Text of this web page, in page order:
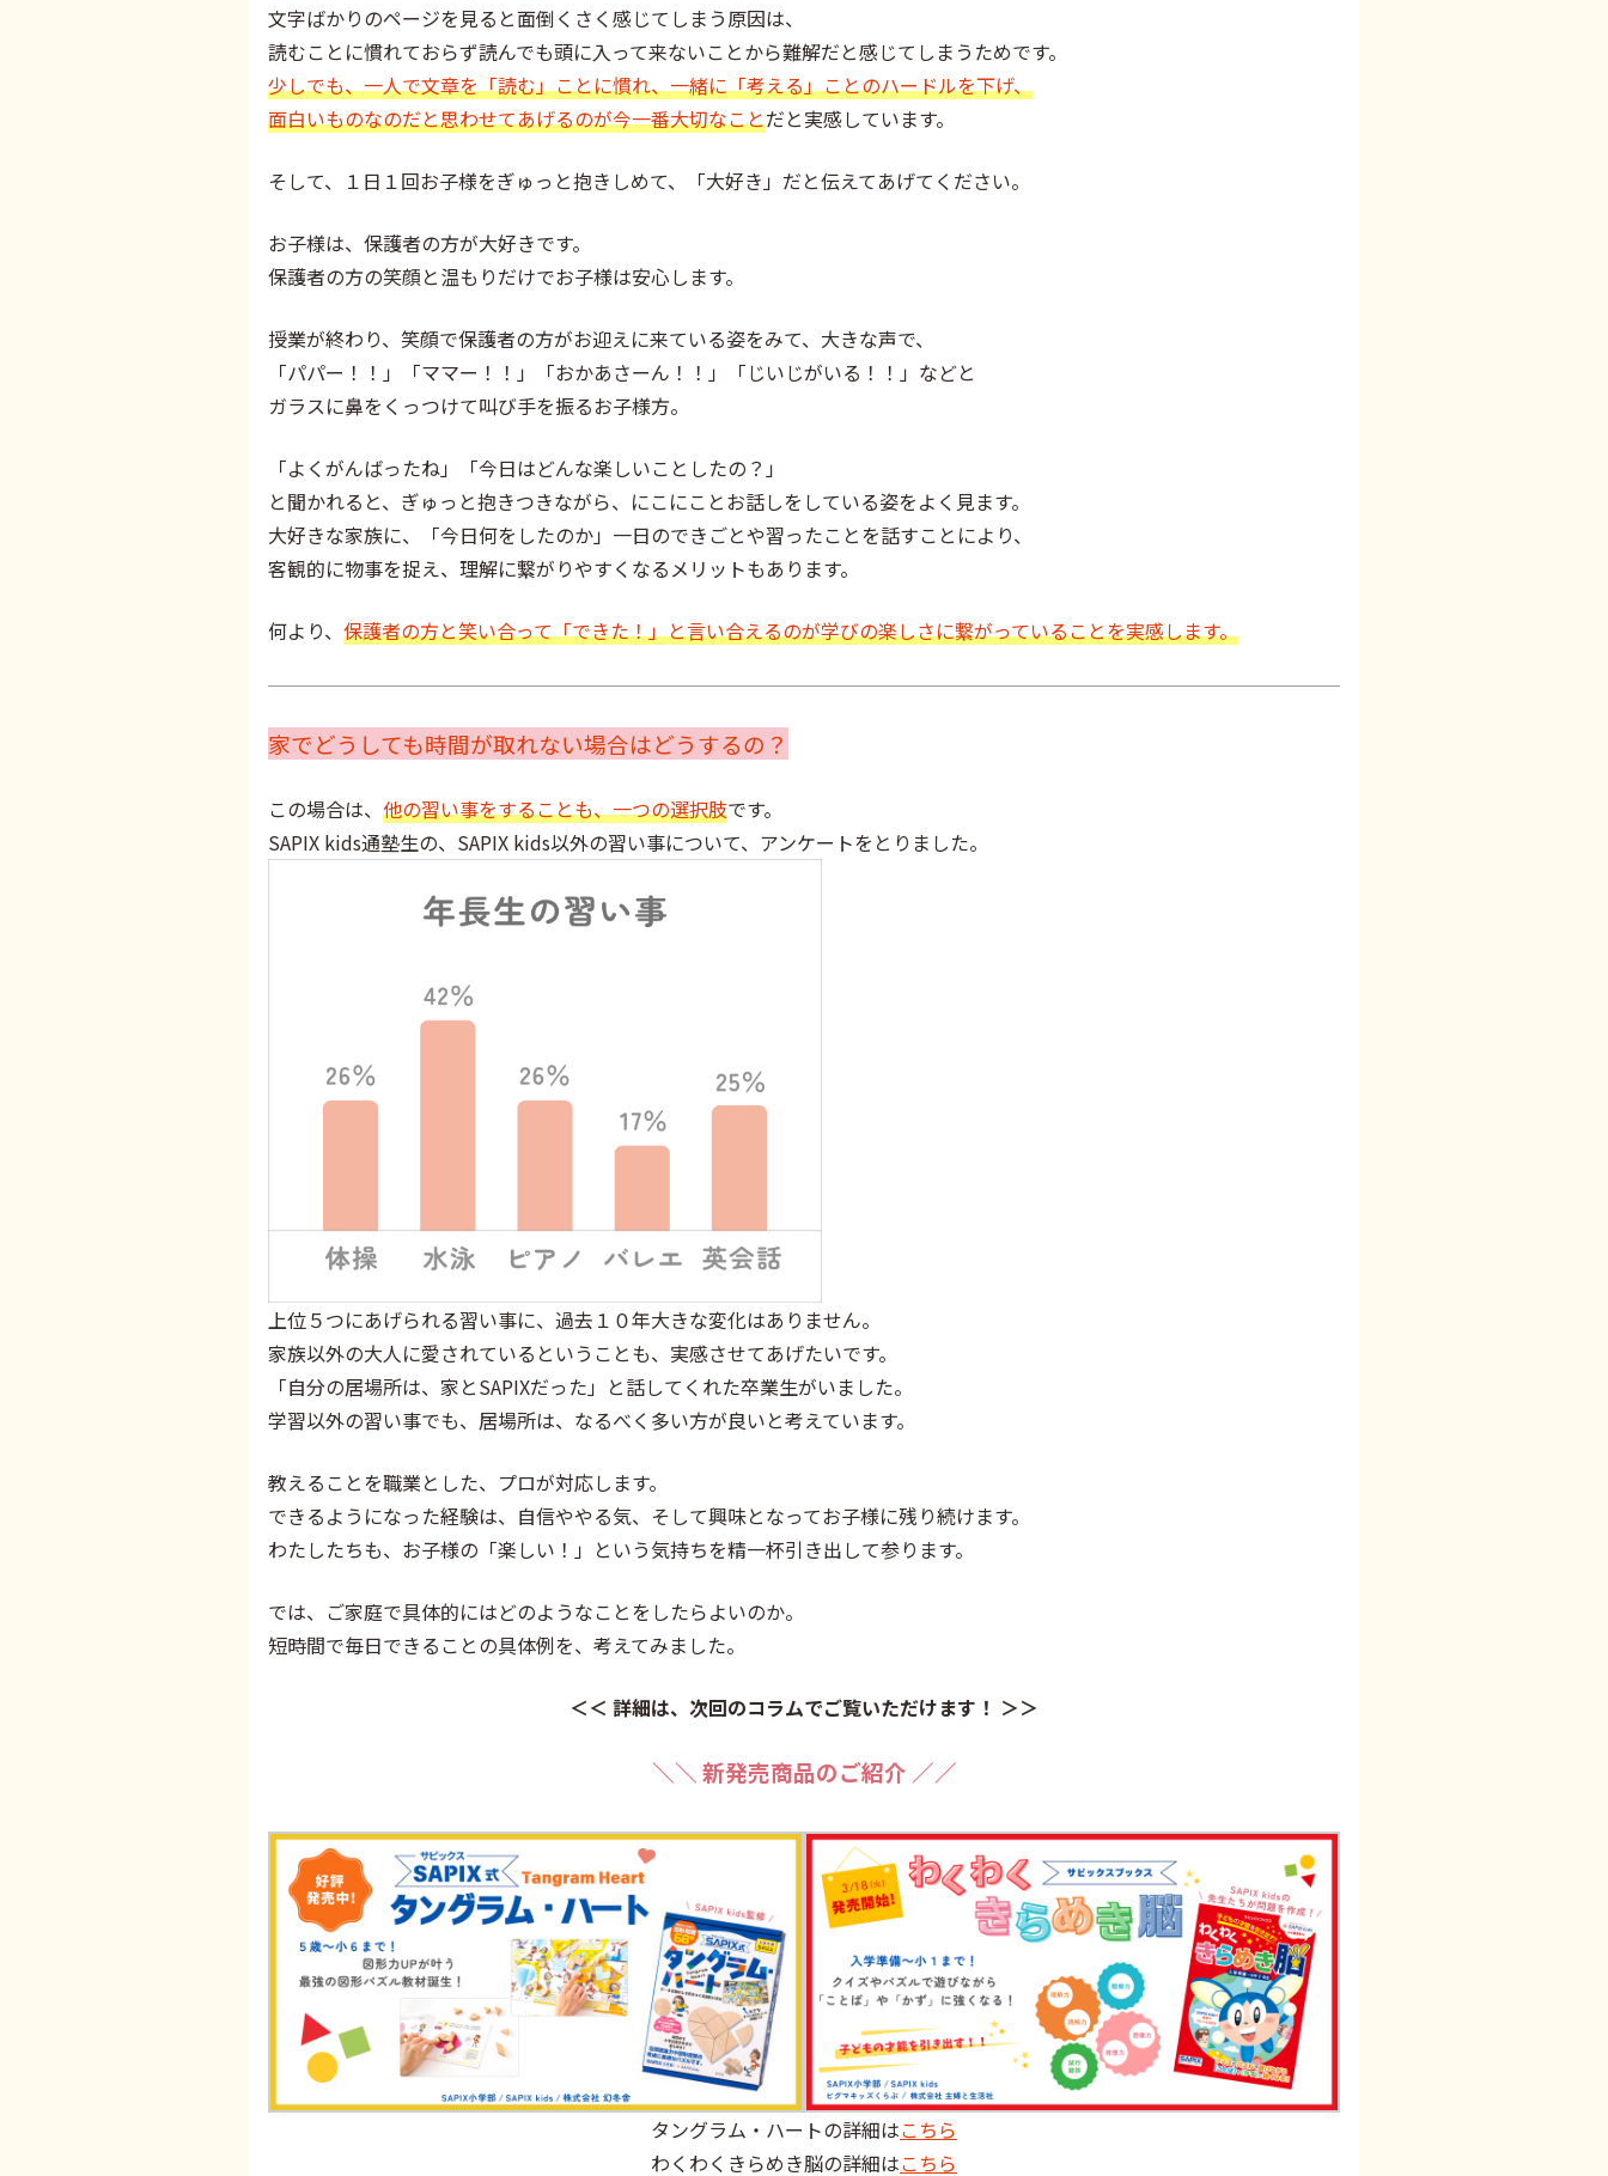
文字ばかりのページを見ると面倒くさく感じてしまう原因は、
読むことに慣れておらず読んでも頭に入って来ないことから難解だと感じてしまうためです。
少しでも、一人で文章を「読む」ことに慣れ、一緒に「考える」ことのハードルを下げ、
面白いものなのだと思わせてあげるのが今一番大切なことだと実感しています。
そして、１日１回お子様をぎゅっと抱きしめて、「大好き」だと伝えてあげてください。
お子様は、保護者の方が大好きです。
保護者の方の笑顔と温もりだけでお子様は安心します。
授業が終わり、笑顔で保護者の方がお迎えに来ている姿をみて、大きな声で、
「パパー！！」「ママー！！」「おかあさーん！！」「じいじがいる！！」などと
ガラスに鼻をくっつけて叫び手を振るお子様方。
「よくがんばったね」「今日はどんな楽しいことしたの？」
と聞かれると、ぎゅっと抱きつきながら、にこにことお話しをしている姿をよく見ます。
大好きな家族に、「今日何をしたのか」一日のできごとや習ったことを話すことにより、
客観的に物事を捉え、理解に繋がりやすくなるメリットもあります。
何より、 保護者の方と笑い合って「できた！」と言い合えるのが学びの楽しさに繋がっていることを実感します。
家でどうしても時間が取れない場合はどうするの？
この場合は、 他の習い事をすることも、一つの選択肢です。
SAPIX kids通塾生の、SAPIX kids以外の習い事について、アンケートをとりました。
上位５つにあげられる習い事に、過去１０年大きな変化はありません。
家族以外の大人に愛されているということも、実感させてあげたいです。
「自分の居場所は、家とSAPIXだった」と話してくれた卒業生がいました。
学習以外の習い事でも、居場所は、なるべく多い方が良いと考えています。
教えることを職業とした、プロが対応します。
できるようになった経験は、自信ややる気、そして興味となってお子様に残り続けます。
わたしたちも、お子様の「楽しい！」という気持ちを精一杯引き出して参ります。
では、ご家庭で具体的にはどのようなことをしたらよいのか。
短時間で毎日できることの具体例を、考えてみました。
＜＜ 詳細は、次回のコラムでご覧いただけます！ ＞＞
＼＼ 新発売商品のご紹介 ／／
タングラム・ハートの詳細はこちら
わくわくきらめき脳の詳細はこちら